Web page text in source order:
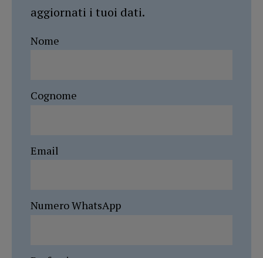
aggiornati i tuoi dati.
Nome
Cognome
Email
Numero WhatsApp